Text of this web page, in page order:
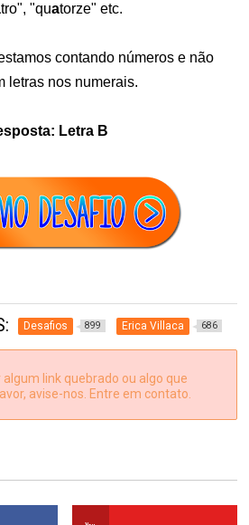
tro", "quatorze" etc.
contando números e não
letras nos numerais.
Letra B
Desafios 899 Erica Villaca 686
link quebrado ou algo que
avise-nos. Entre em contato.